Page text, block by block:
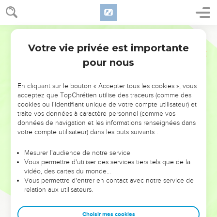
NE MANQUEZ PAS L’ÉVÉNEMENT
DE L’ANNÉE !
ET SI LEURS ERREURS POUVAIENT VOUS ÉVITER LES
VOTRES ?
leur foi ou leur vision. Mais on voit moins les doutes, les erreurs
et les saisons difficiles qu'ils ont traversés, alors même que ce
sont elles qui les ont façonnés.
Dans cette conférence, leaders, entrepreneurs, et responsables
clés pour avancer avec plus de sagesse afin que leurs erreurs
Votre vie privée est importante
pour nous
En cliquant sur le bouton « Accepter tous les cookies », vous
acceptez que TopChrétien utilise des traceurs (comme des
cookies ou l'identifiant unique de votre compte utilisateur) et
traite vos données à caractère personnel (comme vos
données de navigation et les informations renseignées dans
votre compte utilisateur) dans les buts suivants :
Mesurer l'audience de notre service
Vous permettre d'utiliser des services tiers tels que de la
vidéo, des cartes du monde…
Vous permettre d'entrer en contact avec notre service de
relation aux utilisateurs.
Choisir mes cookies